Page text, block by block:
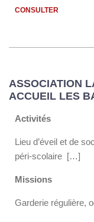
CONSULTER
ASSOCIATION
ACCUEIL LES
Activités
Lieu d’éveil et de
péri-scolaire […]
Missions
Garderie régulière,